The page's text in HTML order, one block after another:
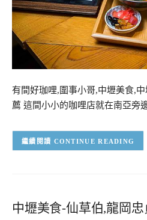
有間好珈哩,圍事小哥,中壢美食,
薦 這間小小的咖哩店就在南亞旁
CONTINUE READING
中壢美食-仙草伯,龍岡